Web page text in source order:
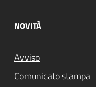
NOVITÀ
Avviso
Comunicato stampa